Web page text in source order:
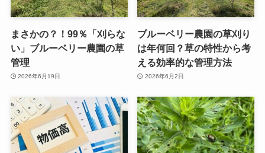
まさかの？！99％「刈らな
い」ブルーベリー農園の草
管理
2026年6月19日
ブルーベリー農園の草刈り
は年何回？草の特性から考
える効率的な管理方法
2026年6月2日